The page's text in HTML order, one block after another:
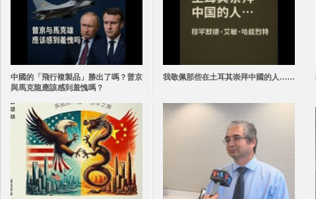
中國的「飛行複製品」勝出了嗎？普京
與馬克龍應該感到羞愧嗎？
我敬佩那些在土耳其崇拜中國的人……